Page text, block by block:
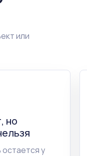
или
но
у